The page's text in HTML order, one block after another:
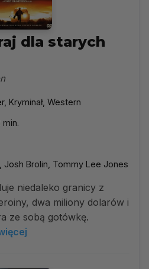
dla starych
Kryminał, Western
min.
Josh Brolin, Tommy Lee Jones
niedaleko granicy z
dwa miliony dolarów i
ze sobą gotówkę.